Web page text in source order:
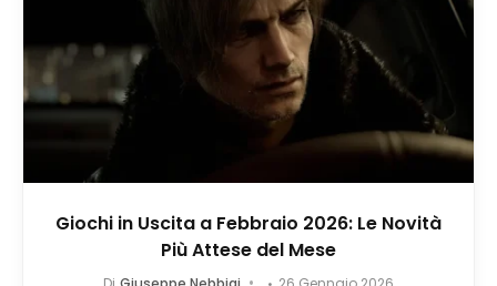
Giochi in Uscita a Febbraio 2026: Le Novità
Più Attese del Mese